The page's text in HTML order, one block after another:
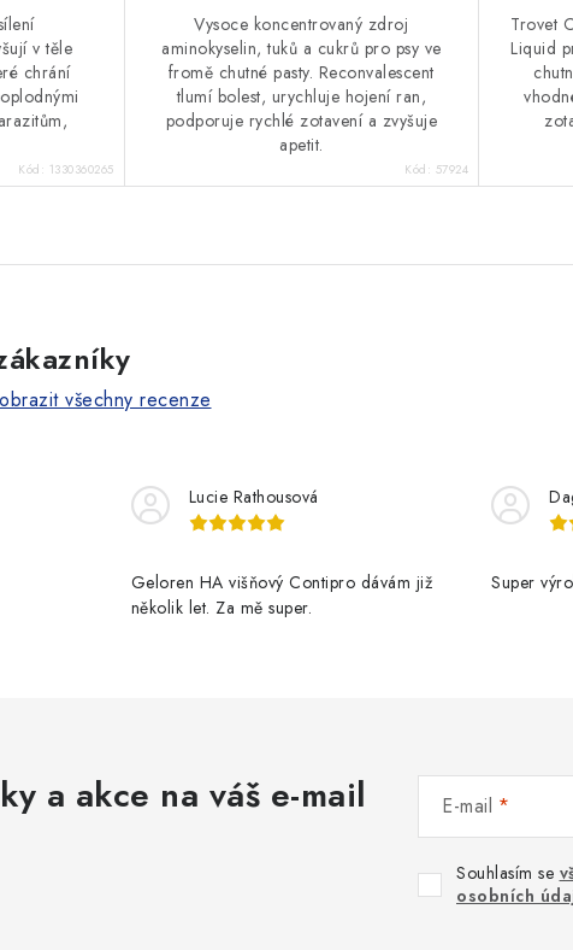
v těle
chrání
Kód: 1330360265
Vysoce koncentrovaný zdroj
aminokyselin, tuků a cukrů pro psy ve
fromě chutné pasty. Reconvalescent
tlumí bolest, urychluje hojení ran,
podporuje rychlé zotavení a zvyšuje
apetit.
Kód: 57924
Trovet
Liquid
všechny recenze
Lucie Rathousová
Geloren HA višňový Contipro dávám již
několik let. Za mě super.
Super
a akce na váš e-mail E-mail
Souhlasím se
osobních